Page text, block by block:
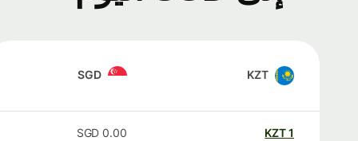
KZT
SGD
KZT
0.00
SGD